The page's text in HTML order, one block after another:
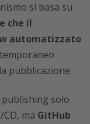
si basa su
che il
automatizzato
pubblicazione.
solo
ma GitHub